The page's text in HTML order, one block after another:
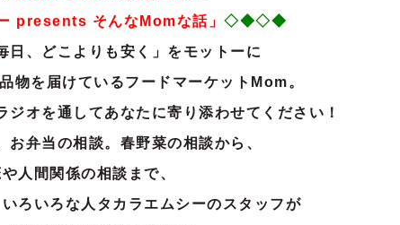
presents そんな Momな話」 ◇◆◇◆
日、どこよりも安く」をモットーに
物を届けているフードマーケットMom。
ジオを通してあなたに寄り添わせてください！
お弁当の相談。春野菜の相談から、
人間関係の相談まで、
ろいろな人タカラエムシーのスタッフが